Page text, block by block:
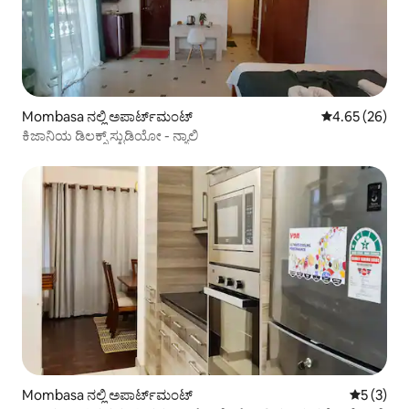
Mombasa ನಲ್ಲಿ ಅಪಾರ್ಟ್‌ಮಂಟ್ 5 ರಲ್ಲಿ 4.65
4.65 (26)
ಕಿಜಾನಿಯ ಡಿಲಕ್ಸ್ ಸ್ಟುಡಿಯೋ - ನ್ಯಾಲಿ
Mombasa ನಲ್ಲಿ ಅಪಾರ್ಟ್‌ಮಂಟ್ 5 ರಲ್ಲಿ 5
5 (3)